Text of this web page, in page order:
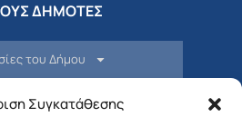
Συγκατάθεσης
ΔΗΜΟΤΕΣ
του Δήμου
ΣΒΑΚ